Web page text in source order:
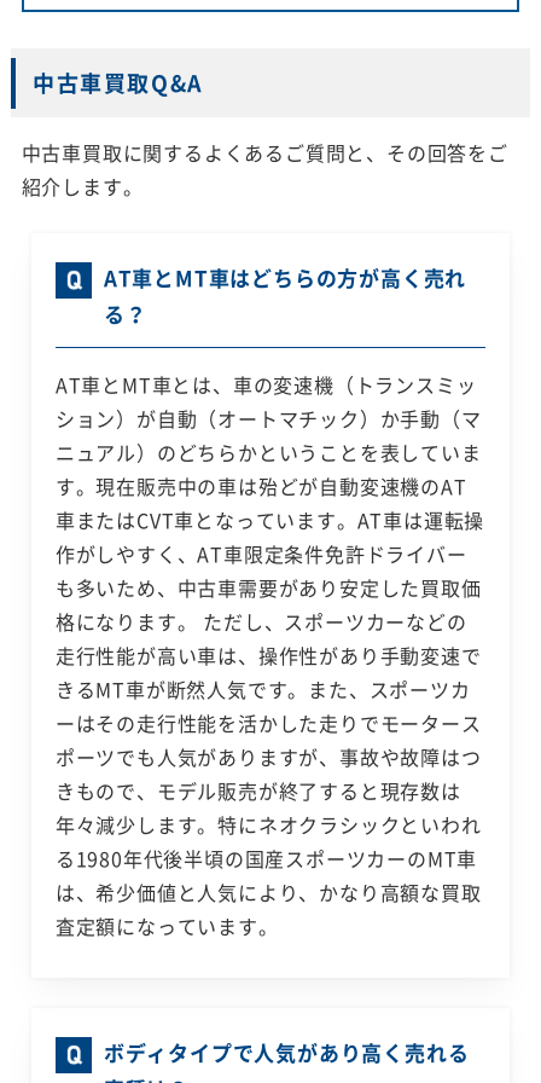
中古車買取Q&A
中古車買取に関するよくあるご質問と、その回答をご
紹介します。
AT車とMT車はどちらの方が高く売れ
る？
AT車とMT車とは、車の変速機（トランスミッ
ション）が自動（オートマチック）か手動（マ
ニュアル）のどちらかということを表していま
す。現在販売中の車は殆どが自動変速機のAT
車またはCVT車となっています。AT車は運転操
作がしやすく、AT車限定条件免許ドライバー
も多いため、中古車需要があり安定した買取価
格になります。 ただし、スポーツカーなどの
走行性能が高い車は、操作性があり手動変速で
きるMT車が断然人気です。また、スポーツカ
ーはその走行性能を活かした走りでモータース
ポーツでも人気がありますが、事故や故障はつ
きもので、モデル販売が終了すると現存数は
年々減少します。特にネオクラシックといわれ
る1980年代後半頃の国産スポーツカーのMT車
は、希少価値と人気により、かなり高額な買取
査定額になっています。
ボディタイプで人気があり高く売れる